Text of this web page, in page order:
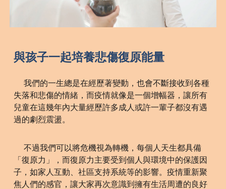
與孩子一起培養悲傷復原能量
我們的一生總是在經歷著變動，也會不斷接收到各種
失落和悲傷的情緒，而疫情就像是一個增幅器，讓所有
兒童在這幾年內大量經歷許多成人或許一輩子都沒有遇
過的劇烈震盪。
不過我們可以將危機視為轉機，每個人天生都具備
「復原力」，而復原力主要受到個人與環境中的保護因
子，如家人互動、社區支持系統等的影響。疫情重新聚
焦人們的感官，讓大家再次意識到擁有生活周遭的良好